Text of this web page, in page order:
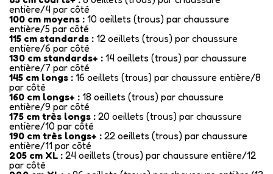
entière/4 par côté
100 cm moyens : 10 oeillets (trous) par chaussure
entière/5 par côté
115 cm standards : 12 oeillets (trous) par chaussure
entière/6 par côté
130 cm standards+ : 14 oeillets (trous) par chaussure
entière/7 par côté
145 cm longs : 16 oeillets (trous) par chaussure entière/8
par côté
160 cm longs+ : 18 oeillets (trous) par chaussure
entière/9 par côté
175 cm très longs : 20 oeillets (trous) par chaussure
entière/10 par côté
190 cm très longs+ : 22 oeillets (trous) par chaussure
entière/11 par côté
205 cm XL : 24 oeillets (trous) par chaussure entière/12
par côté